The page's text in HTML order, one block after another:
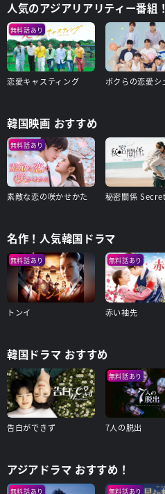
人気のアジアリアリティー番組！
無料話あり
恋愛キャスティング
韓国映画 おすすめ
無料話あり
素敵な恋の咲かせかた
名作！人気韓国ドラマ
無料話あり
トンイ
無料話あり
赤い袖先
韓国ドラマ おすすめ
告白ができず
無料話あり
7人の脱出
アジアドラマ おすすめ！
無料話あり 無料話あり